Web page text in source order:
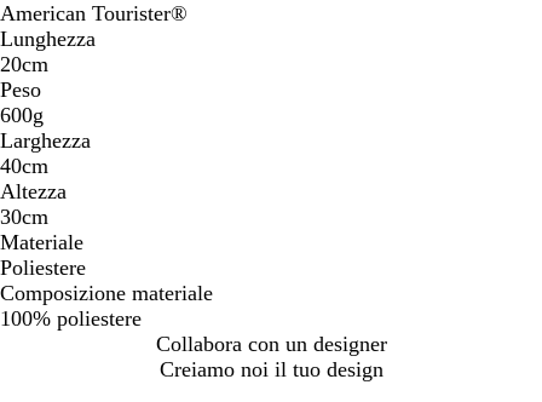
American Tourister®
Lunghezza
20cm
Peso
600g
Larghezza
40cm
Altezza
30cm
Materiale
Poliestere
Composizione materiale
100% poliestere
Collabora con un designer
Creiamo noi il tuo design